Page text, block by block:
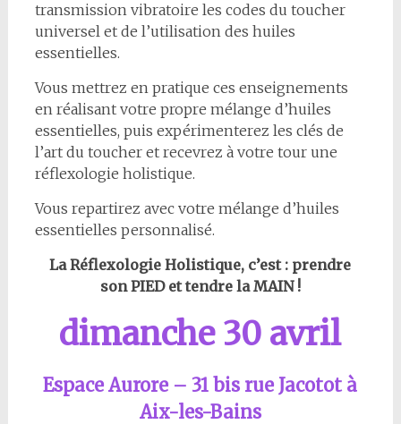
transmission vibratoire les codes du toucher
universel et de l’utilisation des huiles
essentielles.
Vous mettrez en pratique ces enseignements
en réalisant votre propre mélange d’huiles
essentielles, puis expérimenterez les clés de
l’art du toucher et recevrez à votre tour une
réflexologie holistique.
Vous repartirez avec votre mélange d’huiles
essentielles personnalisé.
La Réflexologie Holistique, c’est : prendre
son PIED et tendre la MAIN !
dimanche 30 avril
Espace Aurore – 31 bis rue Jacotot à
Aix-les-Bains